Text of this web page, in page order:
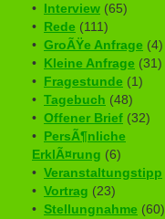
• Interview (65)
• Rede (111)
• GroÃŸe Anfrage (4)
• Kleine Anfrage (31)
• Fragestunde (1)
• Tagebuch (48)
• Offener Brief (32)
• PersÃ¶nliche
ErklÃ¤rung (6)
• Veranstaltungstipp
• Vortrag (23)
• Stellungnahme (60)